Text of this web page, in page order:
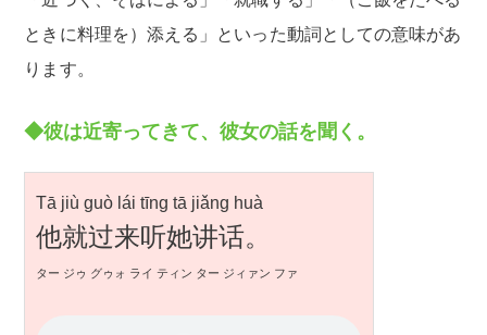
ときに料理を）添える」といった動詞としての意味があ
ります。
◆彼は近寄ってきて、彼女の話を聞く。
Tā jiù guò lái tīng tā jiǎng huà
他就过来听她讲话。
ター ジゥ グゥォ ライ ティン ター ジィァン ファ